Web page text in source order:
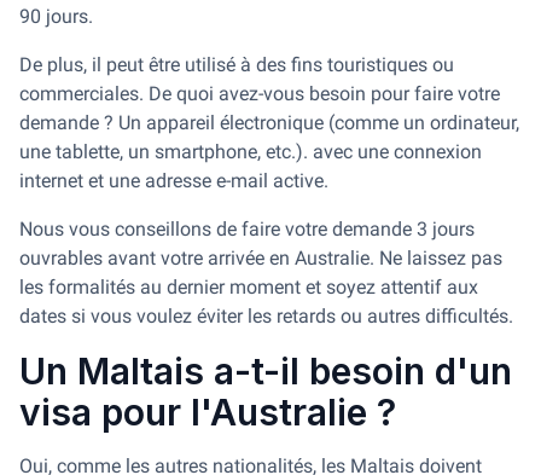
90 jours.
De plus, il peut être utilisé à des fins touristiques ou
commerciales. De quoi avez-vous besoin pour faire votre
demande ? Un appareil électronique (comme un ordinateur,
une tablette, un smartphone, etc.). avec une connexion
internet et une adresse e-mail active.
Nous vous conseillons de faire votre demande 3 jours
ouvrables avant votre arrivée en Australie. Ne laissez pas
les formalités au dernier moment et soyez attentif aux
dates si vous voulez éviter les retards ou autres difficultés.
Un Maltais a-t-il besoin d'un
visa pour l'Australie ?
Oui, comme les autres nationalités, les Maltais doivent